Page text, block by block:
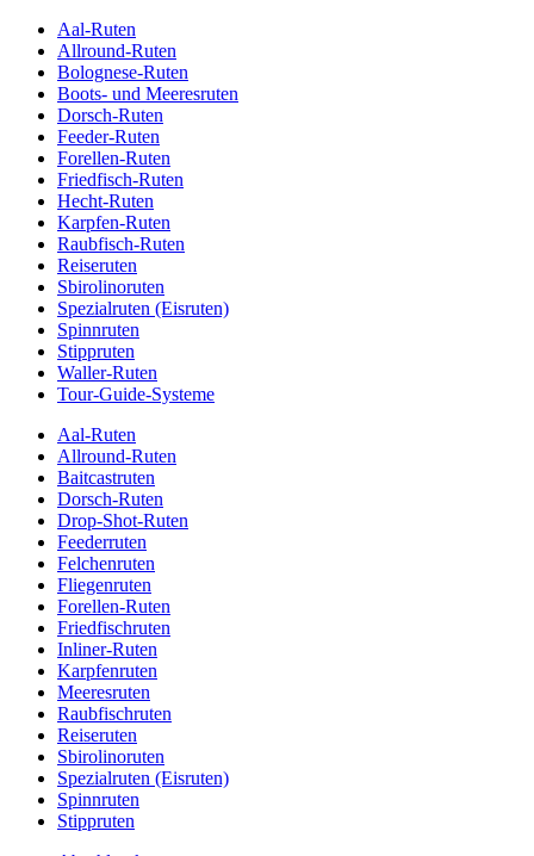
Aal-Ruten
Allround-Ruten
Bolognese-Ruten
Boots- und Meeresruten
Dorsch-Ruten
Feeder-Ruten
Forellen-Ruten
Friedfisch-Ruten
Hecht-Ruten
Karpfen-Ruten
Raubfisch-Ruten
Reiseruten
Sbirolinoruten
Spezialruten (Eisruten)
Spinnruten
Stippruten
Waller-Ruten
Tour-Guide-Systeme
Aal-Ruten
Allround-Ruten
Baitcastruten
Dorsch-Ruten
Drop-Shot-Ruten
Feederruten
Felchenruten
Fliegenruten
Forellen-Ruten
Friedfischruten
Inliner-Ruten
Karpfenruten
Meeresruten
Raubfischruten
Reiseruten
Sbirolinoruten
Spezialruten (Eisruten)
Spinnruten
Stippruten